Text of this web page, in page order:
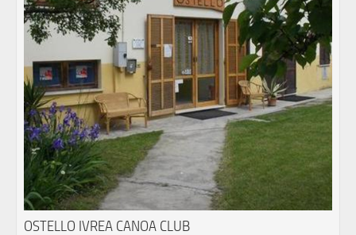
OSTELLO IVREA CANOA CLUB